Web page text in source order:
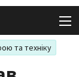
та техніку